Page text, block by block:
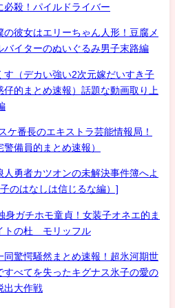
必殺！パイルドライバー
彼女はエリーちゃん人形！豆腐メ
バイターのぬいぐるみ男子末路編
す（デカい強い2次元嫁だいすき子
的まとめ速報）話題な動画取り上
ケ番長のエキストラ芸能情報局！
備員的まとめ速報）
勇者カツオンの未解決事件簿へよ
のはなしは信じるな編）]
ガチホモ童貞！女装子オネエ的ま
トの杜 モリッフル
驚愕騒然まとめ速報！超氷河期世
べてを失ったキグナス氷子の愛の
出大作戦